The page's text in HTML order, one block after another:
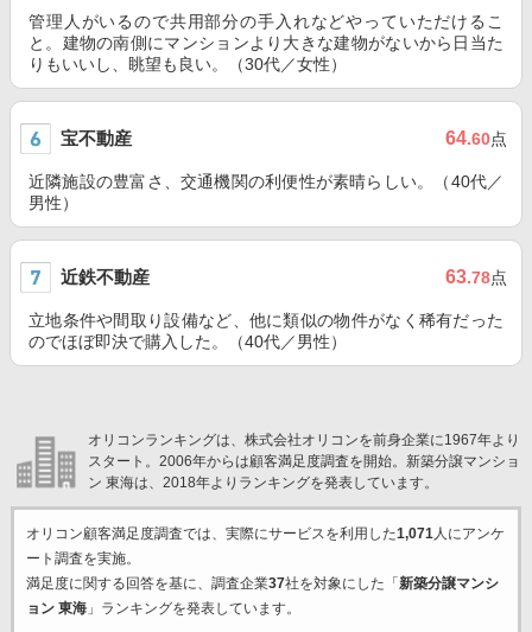
管理人がいるので共用部分の手入れなどやっていただけるこ
と。建物の南側にマンションより大きな建物がないから日当た
りもいいし、眺望も良い。（30代／女性）
宝不動産 64.60点
近隣施設の豊富さ、交通機関の利便性が素晴らしい。（40代／
男性）
近鉄不動産 63.78点
立地条件や間取り設備など、他に類似の物件がなく稀有だった
のでほぼ即決で購入した。（40代／男性）
オリコンランキングは、株式会社オリコンを前身企業に1967年より
スタート。2006年からは顧客満足度調査を開始。新築分譲マンショ
ン 東海は、2018年よりランキングを発表しています。
オリコン顧客満足度調査では、実際にサービスを利用した1,071人にアンケ
ート調査を実施。
満足度に関する回答を基に、調査企業37社を対象にした「 新築分譲マンシ
ョン 東海」ランキングを発表しています。